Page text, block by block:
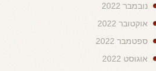
נובמבר 2022
אוקטובר 2022
ספטמבר 2022
אוגוסט 2022